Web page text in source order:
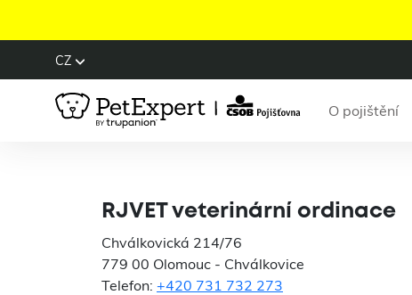
CZ
O pojištění
RJVET veterinární ordinace
Chválkovická 214/76
779 00 Olomouc - Chválkovice
Telefon: +420 731 732 273